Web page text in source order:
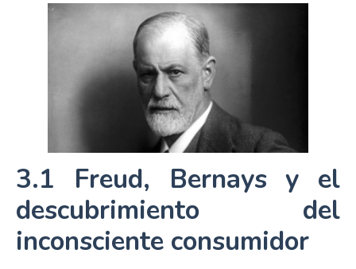
3.1 Freud, Bernays y el
descubrimiento del
inconsciente consumidor